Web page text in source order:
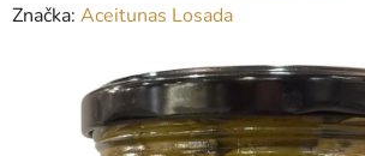
hodnocení
Značka: Aceitunas Losada